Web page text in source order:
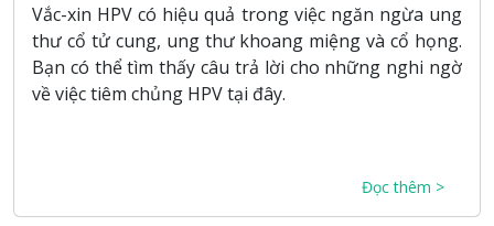
Vắc-xin HPV có hiệu quả trong việc ngăn ngừa ung
thư cổ tử cung, ung thư khoang miệng và cổ họng.
Bạn có thể tìm thấy câu trả lời cho những nghi ngờ
về việc tiêm chủng HPV tại đây.
Đọc thêm >